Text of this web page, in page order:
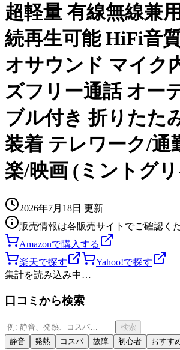
超軽量 有線無線兼
続再生可能 HiFi音
オサウンド マイク
ズフリー通話 オー
ブル付き 折りたた
装着 テレワーク/通
楽/映画 (ミントグ
2026年7月18日 更新
販売情報は各販売サイトでご確認く
Amazonで購入する
楽天で探す
Yahoo!で探す
集計を読み込み中…
口コミから検索
検索
静音
発熱 コスパ 故障 初心者 おすす